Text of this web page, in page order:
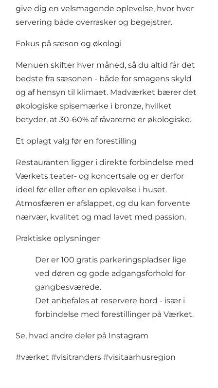
give dig en velsmagende oplevelse, hvor hver
servering både overrasker og begejstrer.
Fokus på sæson og økologi
Menuen skifter hver måned, så du altid får det
bedste fra sæsonen - både for smagens skyld
og af hensyn til klimaet. Madværket bærer det
økologiske spisemærke i bronze, hvilket
betyder, at 30-60% af råvarerne er økologiske.
Et oplagt valg før en forestilling
Restauranten ligger i direkte forbindelse med
Værkets teater- og koncertsale og er derfor
ideel før eller efter en oplevelse i huset.
Atmosfæren er afslappet, og du kan forvente
nærvær, kvalitet og mad lavet med passion.
Praktiske oplysninger
Der er 100 gratis parkeringspladser lige
ved døren og gode adgangsforhold for
gangbesværede.
Det anbefales at reservere bord - især i
forbindelse med forestillinger på Værket.
Se, hvad andre deler på Instagram
#værket #visitranders #visitaarhusregion